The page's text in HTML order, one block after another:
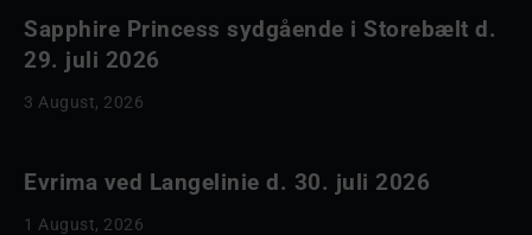
Sapphire Princess sydgående i Storebælt d.
29. juli 2026
3 August, 2026
Evrima ved Langelinie d. 30. juli 2026
1 August, 2026